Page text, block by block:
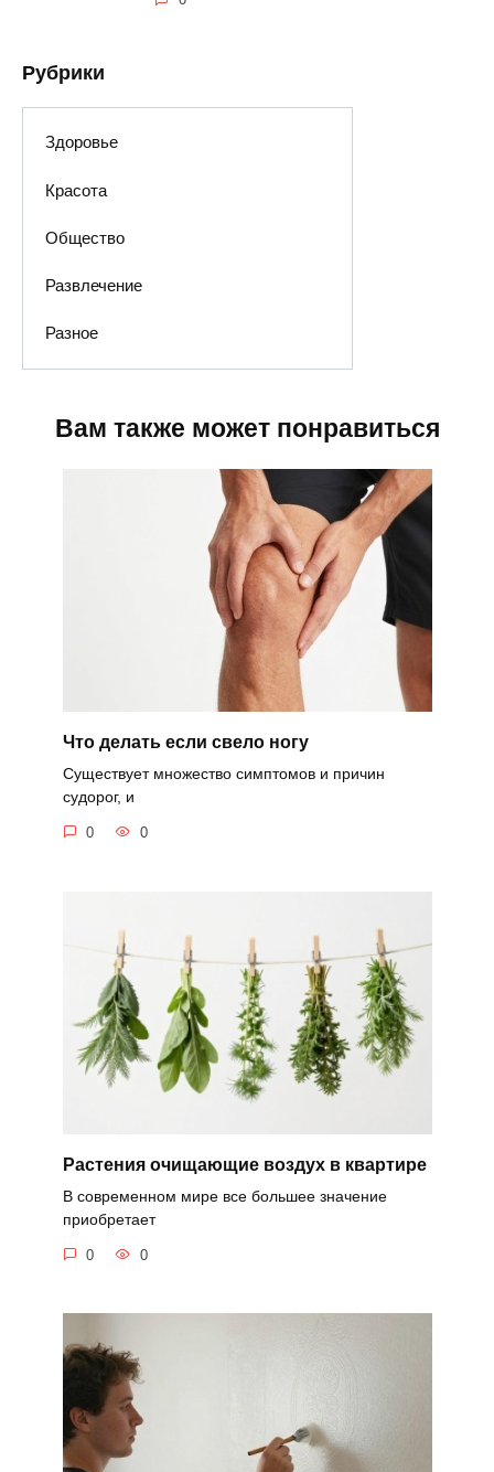
Рубрики
Здоровье
Красота
Общество
Развлечение
Разное
Вам также может понравиться
Что делать если свело ногу
Существует множество симптомов и причин
судорог, и
0 0
Растения очищающие воздух в квартире
В современном мире все большее значение
приобретает
0 0